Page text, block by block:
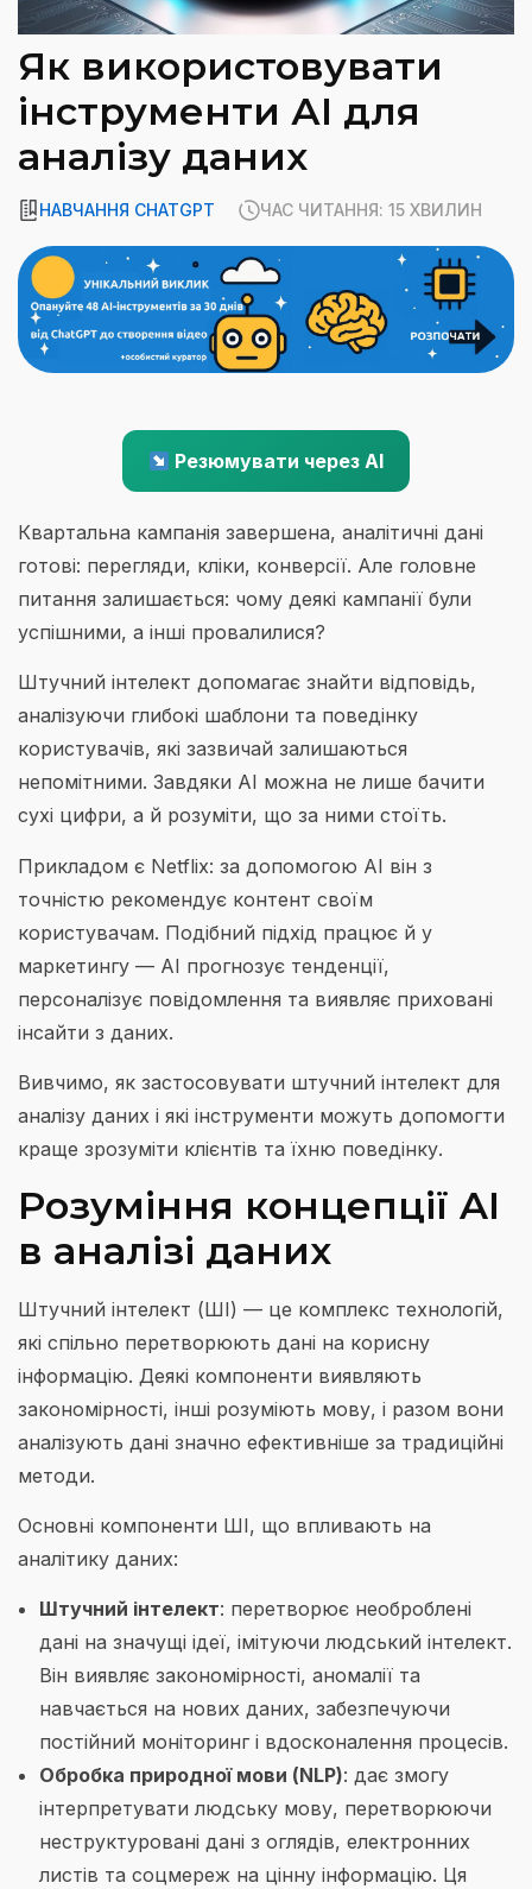
Як використовувати
інструменти АІ для
аналізу даних
НАВЧАННЯ CHATGPT ЧАС ЧИТАННЯ: 15 ХВИЛИН
Резюмувати через AI
Квартальна кампанія завершена, аналітичні дані
готові: перегляди, кліки, конверсії. Але головне
питання залишається: чому деякі кампанії були
успішними, а інші провалилися?
Штучний інтелект допомагає знайти відповідь,
аналізуючи глибокі шаблони та поведінку
користувачів, які зазвичай залишаються
непомітними. Завдяки AI можна не лише бачити
сухі цифри, а й розуміти, що за ними стоїть.
Прикладом є Netflix: за допомогою AI він з
точністю рекомендує контент своїм
користувачам. Подібний підхід працює й у
маркетингу — AI прогнозує тенденції,
персоналізує повідомлення та виявляє приховані
інсайти з даних.
Вивчимо, як застосовувати штучний інтелект для
аналізу даних і які інструменти можуть допомогти
краще зрозуміти клієнтів та їхню поведінку.
Розуміння концепції AI
в аналізі даних
Штучний інтелект (ШІ) — це комплекс технологій,
які спільно перетворюють дані на корисну
інформацію. Деякі компоненти виявляють
закономірності, інші розуміють мову, і разом вони
аналізують дані значно ефективніше за традиційні
методи.
Основні компоненти ШІ, що впливають на
аналітику даних:
Штучний інтелект: перетворює необроблені
дані на значущі ідеї, імітуючи людський інтелект.
Він виявляє закономірності, аномалії та
навчається на нових даних, забезпечуючи
постійний моніторинг і вдосконалення процесів.
Обробка природної мови (NLP): дає змогу
інтерпретувати людську мову, перетворюючи
неструктуровані дані з оглядів, електронних
листів та соцмереж на цінну інформацію. Ця